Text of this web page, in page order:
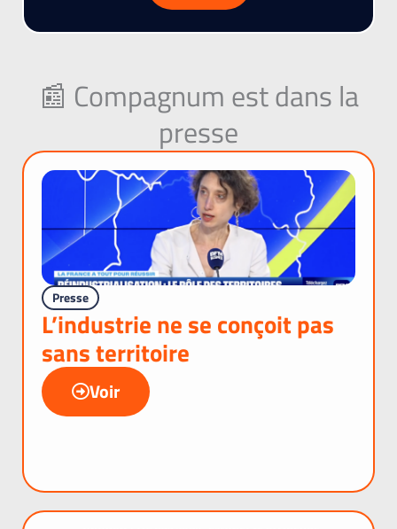
📰 Compagnum est dans la
presse
Presse
L’industrie ne se conçoit pas
sans territoire
Voir